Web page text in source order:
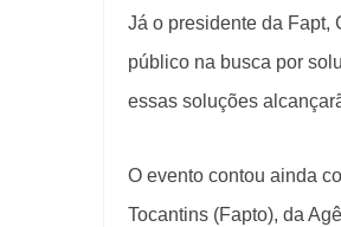
Já o presidente da Fapt,
público na busca por
essas soluções
O evento contou ainda
Tocantins (Fapto), da